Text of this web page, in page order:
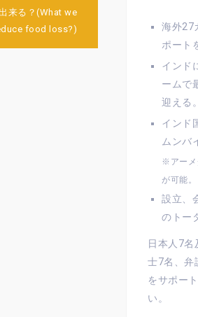
来る？(What we
food loss?)
海外27
ポート
インド
ームで
迎える。
インド
ムンバ
※アーメ
が可能。
設立、
のトー
日本人7名
士7名、弁
をサポー
い。